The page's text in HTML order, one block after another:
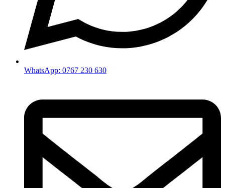
WhatsApp: 0767 230 630